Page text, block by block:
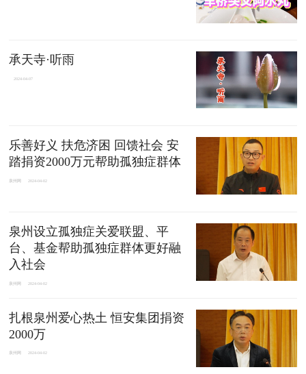
承天寺·听雨
2024-04-07
乐善好义 扶危济困 回馈社会 安
踏捐资2000万元帮助孤独症群体
泉州网 2024-04-02
泉州设立孤独症关爱联盟、平
台、基金帮助孤独症群体更好融
入社会
泉州网 2024-04-02
扎根泉州爱心热土 恒安集团捐资
2000万
泉州网 2024-04-02